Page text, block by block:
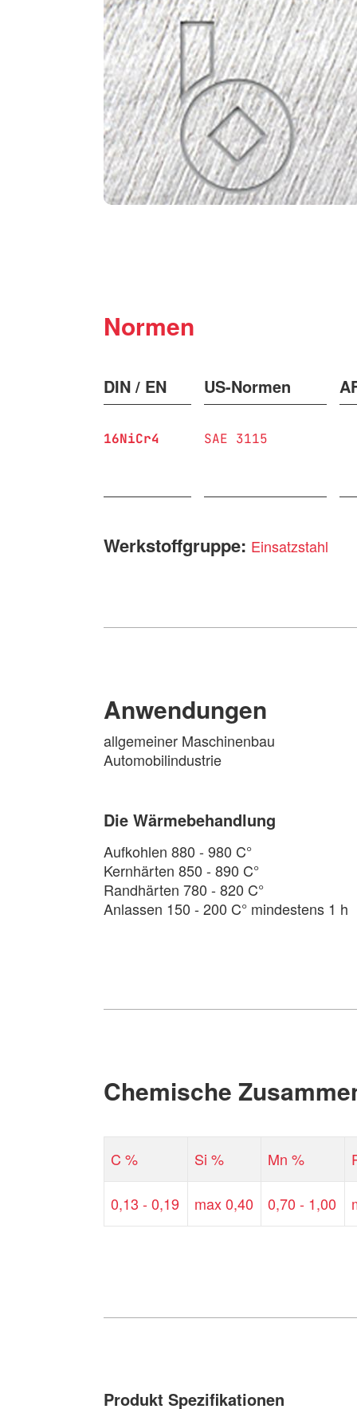
Normen
DIN / EN US-Normen
16NiCr4 SAE 3115
Werkstoffgruppe: Einsatzstahl
Anwendungen
allgemeiner Maschinenbau
Automobilindustrie
Die Wärmebehandlung
Aufkohlen 880 - 980 C°
Kernhärten 850 - 890 C°
Randhärten 780 - 820 C°
Anlassen 150 - 200 C° mindestens 1 h
Chemische
C % Si % Mn %
0,13 - 0,19 max 0,40 0,70 - 1,00
Produkt Spezifikationen